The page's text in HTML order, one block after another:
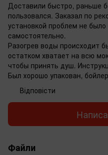
Доставили быстро, раньше
пользовался. Заказал по
установкой проблем не
самостоятельно.
Разогрев воды происходит
остатком хватает на всю
чтобы принять душ.
Был хорошо упакован,
Відповісти
Файли